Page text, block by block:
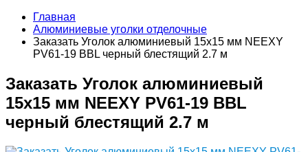
Главная
Алюминиевые уголки отделочные
Заказать Уголок алюминиевый 15х15 мм NEEXY
PV61-19 BBL черный блестящий 2.7 м
Заказать Уголок алюминиевый
15х15 мм NEEXY PV61-19 BBL
черный блестящий 2.7 м